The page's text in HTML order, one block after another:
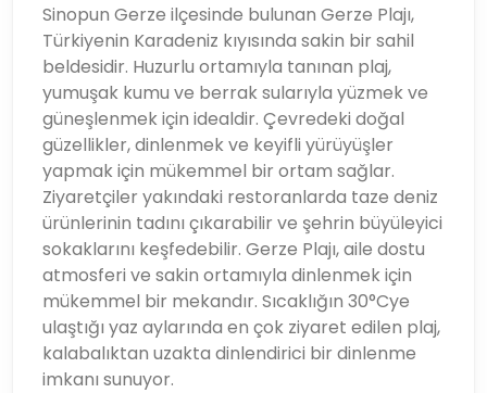
Sinopun Gerze ilçesinde bulunan Gerze Plajı,
Türkiyenin Karadeniz kıyısında sakin bir sahil
beldesidir. Huzurlu ortamıyla tanınan plaj,
yumuşak kumu ve berrak sularıyla yüzmek ve
güneşlenmek için idealdir. Çevredeki doğal
güzellikler, dinlenmek ve keyifli yürüyüşler
yapmak için mükemmel bir ortam sağlar.
Ziyaretçiler yakındaki restoranlarda taze deniz
ürünlerinin tadını çıkarabilir ve şehrin büyüleyici
sokaklarını keşfedebilir. Gerze Plajı, aile dostu
atmosferi ve sakin ortamıyla dinlenmek için
mükemmel bir mekandır. Sıcaklığın 30°Cye
ulaştığı yaz aylarında en çok ziyaret edilen plaj,
kalabalıktan uzakta dinlendirici bir dinlenme
imkanı sunuyor.